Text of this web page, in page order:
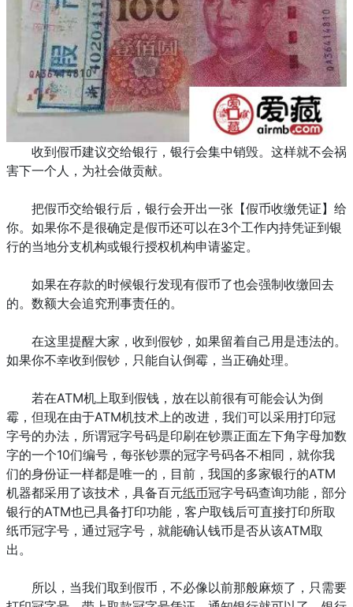
收到假币建议交给银行，银行会集中销毁。这样就不会祸
害下一个人，为社会做贡献。
把假币交给银行后，银行会开出一张【假币收缴凭证】给
你。如果你不是很确定是假币还可以在3个工作内持凭证到银
行的当地分支机构或银行授权机构申请鉴定。
如果在存款的时候银行发现有假币了也会强制收缴回去
的。数额大会追究刑事责任的。
在这里提醒大家，收到假钞，如果留着自己用是违法的。
如果你不幸收到假钞，只能自认倒霉，当正确处理。
若在ATM机上取到假钱，放在以前很有可能会认为倒
霉，但现在由于ATM机技术上的改进，我们可以采用打印冠
字号的办法，所谓冠字号码是印刷在钞票正面左下角字母加数
字的一个10们编号，每张钞票的冠字号码各不相同，就你我
们的身份证一样都是唯一的，目前，我国的多家银行的ATM
机器都采用了该技术，具备百元纸币冠字号码查询功能，部分
银行的ATM也已具备打印功能，客户取钱后可直接打印所取
纸币冠字号，通过冠字号，就能确认钱币是否从该ATM取
出。
所以，当我们取到假币，不必像以前那般麻烦了，只需要